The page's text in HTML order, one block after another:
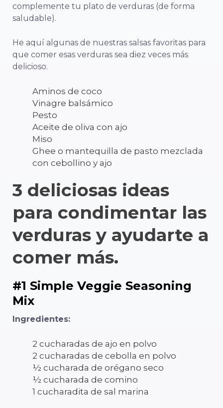
complemente tu plato de verduras (de forma
saludable).
He aquí algunas de nuestras salsas favoritas para
que comer esas verduras sea diez veces más
delicioso.
Aminos de coco
Vinagre balsámico
Pesto
Aceite de oliva con ajo
Miso
Ghee o mantequilla de pasto mezclada
con cebollino y ajo
3 deliciosas ideas
para condimentar las
verduras y ayudarte a
comer más.
#1 Simple Veggie Seasoning
Mix
Ingredientes:
2 cucharadas de ajo en polvo
2 cucharadas de cebolla en polvo
½ cucharada de orégano seco
½ cucharada de comino
1 cucharadita de sal marina